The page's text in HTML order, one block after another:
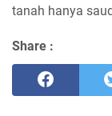
tanah hanya
Share :